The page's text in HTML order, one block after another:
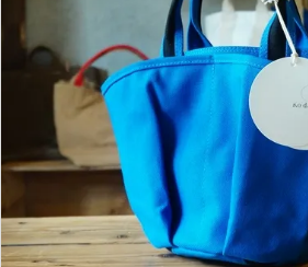
インフォメーション
お知らせ
ご利用ガイド
プライバシーポリシー
特定商取引法について
お問い合わせ